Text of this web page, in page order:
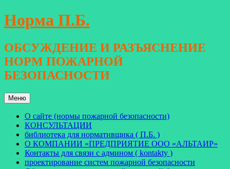
Перейти
к
Норма П.Б.
ОБСУЖДЕНИЕ И РАЗЪЯСНЕНИЕ
НОРМ ПОЖАРНОЙ
БЕЗОПАСНОСТИ
Меню
О сайте (нормы пожарной безопасности)
КОНСУЛЬТАЦИИ
библиотека для нормативщика ( П.Б. )
О КОМПАНИИ «ПРЕДПРИЯТИЕ ООО «АЛЬТАИР»
Контакты для связи с админом ( kontakty )
проектирование систем пожарной безопасности